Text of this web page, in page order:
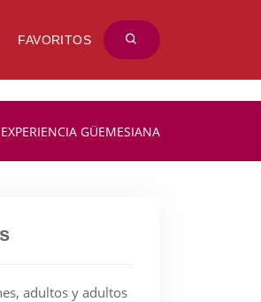
FAVORITOS
EXPERIENCIA GÜEMESIANA
adultos y adultos